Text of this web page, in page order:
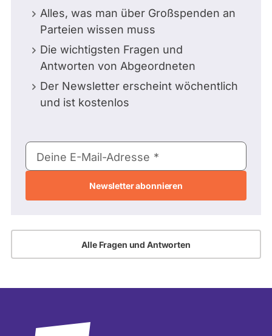
Alles, was man über Großspenden an
Parteien wissen muss
Die wichtigsten Fragen und
Antworten von Abgeordneten
Der Newsletter erscheint wöchentlich
und ist kostenlos
E-
Mail-
Deine E-Mail-Adresse
Alle Fragen und Antworten